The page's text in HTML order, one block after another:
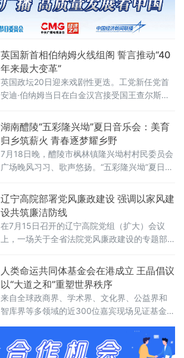
得税征管规则。根据公告，个人将财产装入离
岸信托以及通过离岸信托取得收益，均属于个
人所得税法规定的应税所得，应当依法申报纳
财富代际传承、跨境资产配置及风险管理
英国新首相伯纳姆火线组阁 誓言推动“40
年来最大变革”
英国政坛20日迎来戏剧性更迭。工党新任党首
安迪·伯纳姆当日在白金汉宫接受国王查尔斯三
首相斯塔默于当天早些时候辞去首相职务。伯
纳姆就任后数小时内即完成新一届内阁组建，
多项人事任命出人意料，被视为其开启政治新
时代的明确信号。前国防大臣“爆冷”执掌财政根
据首相办公室发布的人事通报，最受瞩目的财
上
湖南醴陵“五彩隆兴坳”夏日音乐会：美育
归乡筑薪火 青春逐梦耀乡野
7月18日晚，醴陵市枫林镇隆兴坳村村民委员会
广场晚风习习、歌声悠扬。“五彩隆兴坳”夏日音
益实践团暑期“三下乡”社会实践的成果集中展
演，也是本土青年学成归乡、以美育人、薪火
相传的一次深情回馈，更是株洲市文联、湖南
工商大学落实省文联"村歌嘹亮"主题活动以及省
市艺教融合工作的一项重要举措。株洲市文联
辽宁高院部署党风廉政建设 强调以家风建
设共筑廉洁防线
在7月15日召开的辽宁高院党组（扩大）会议
上，一场关于全省法院党风廉政建设的专题部
庭家教家风建设”列为重点议题之一，明确推动
院家共建，以家风促廉风，共筑廉洁防线。会
议对当前全省法院党风廉政建设面临的形势进
行了分析，指出要清醒认识严峻挑战，发扬自
我革命精神，聚焦“五个过硬”，教育引导干警砺
初心、铸法魂、明法纪、固底线，着力
人类命运共同体基金会在港成立 王晶倡议
以“大道之和”重塑世界秩序
来自全球政商界、学术界、文化界、公益界和
智库界等多领域的近300位嘉宾现场见证基金会
揭牌，会议取得圆满成功。会上，基金会主席
王晶以《开启新轴心时代》为题发表主旨演
讲，她指出，人类社会历经数千年演进，科技